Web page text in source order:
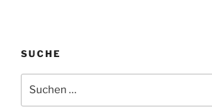
SUCHE
nach: